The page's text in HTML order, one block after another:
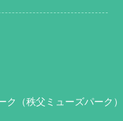
（秩父ミューズパーク）